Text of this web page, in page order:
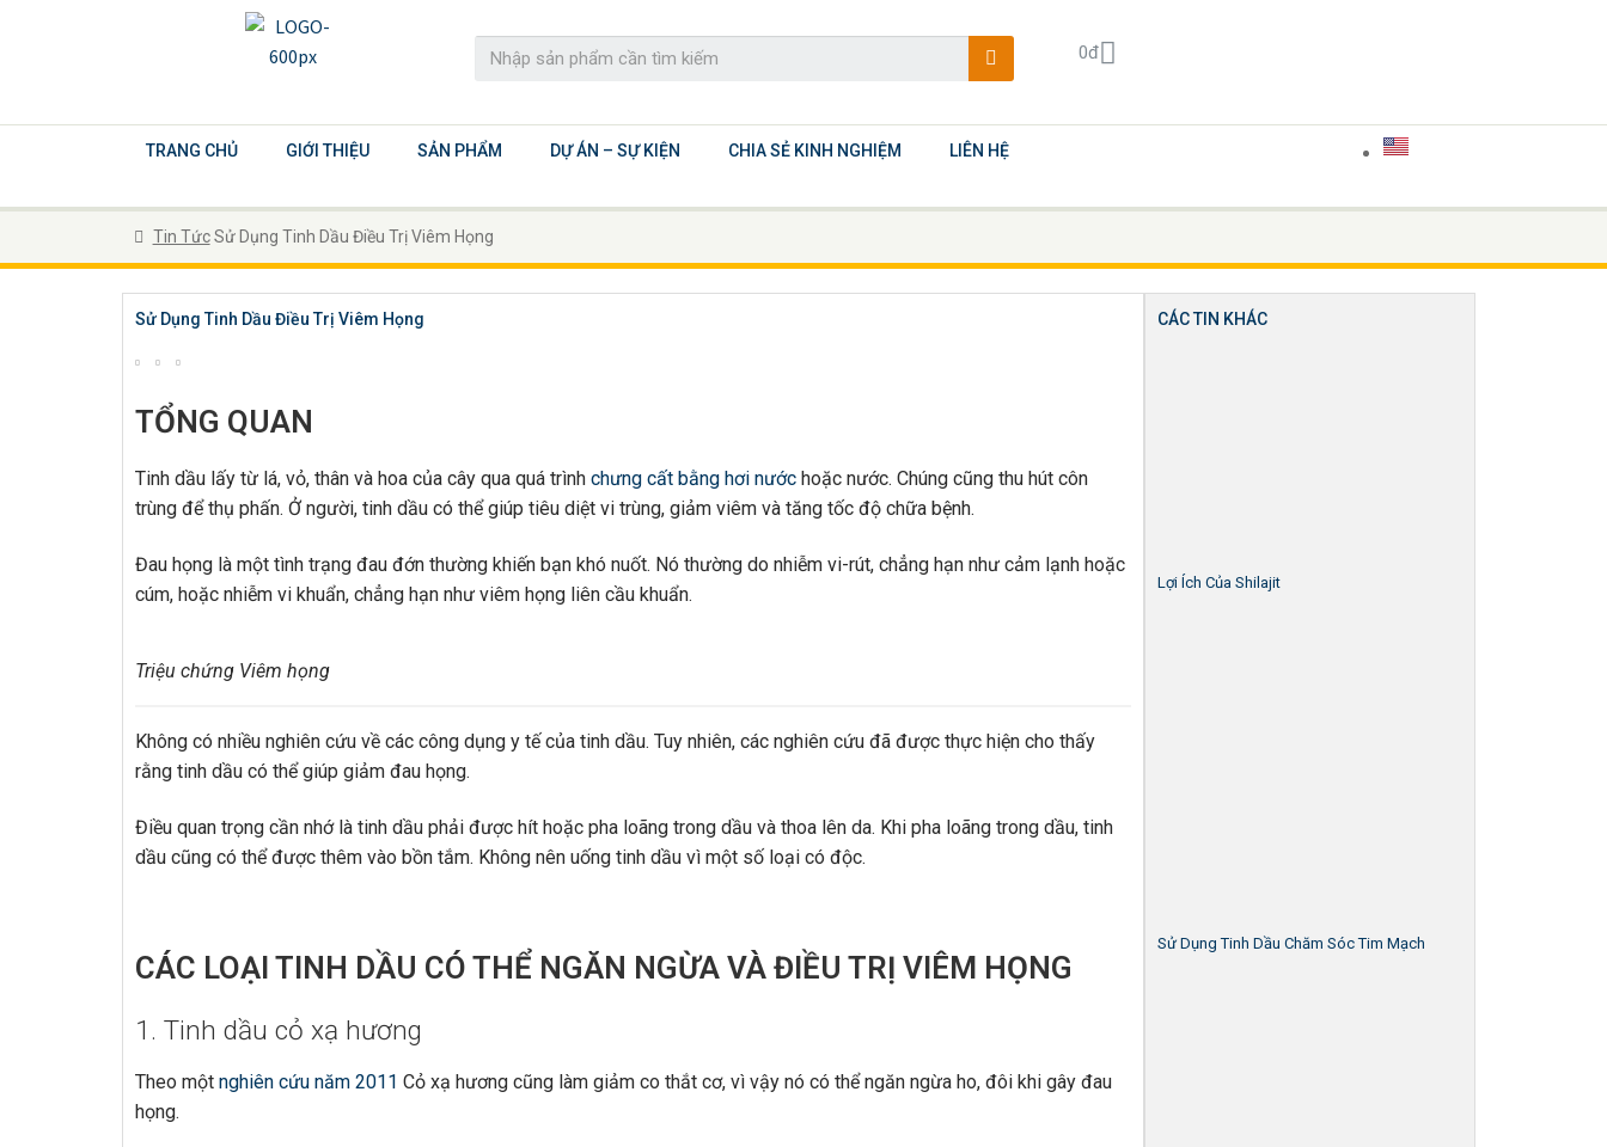
0đ
TRANG CHỦ GIỚI THIỆU SẢN PHẨM DỰ ÁN – SỰ KIỆN CHIA SẺ KINH NGHIỆM LIÊN HỆ
Tin Tức Sử Dụng Tinh Dầu Điều Trị Viêm Họng
Sử Dụng Tinh Dầu Điều Trị Viêm Họng
TỔNG QUAN
Tinh dầu lấy từ lá, vỏ, thân và hoa của cây qua quá trình chưng cất bằng hơi nước hoặc nước. Chúng cũng thu hút côn
trùng để thụ phấn. Ở người, tinh dầu có thể giúp tiêu diệt vi trùng, giảm viêm và tăng tốc độ chữa bệnh.
Đau họng là một tình trạng đau đớn thường khiến bạn khó nuốt. Nó thường do nhiễm vi-rút, chẳng hạn như cảm lạnh hoặc
cúm, hoặc nhiễm vi khuẩn, chẳng hạn như viêm họng liên cầu khuẩn.
Triệu chứng Viêm họng
Không có nhiều nghiên cứu về các công dụng y tế của tinh dầu. Tuy nhiên, các nghiên cứu đã được thực hiện cho thấy
rằng tinh dầu có thể giúp giảm đau họng.
Điều quan trọng cần nhớ là tinh dầu phải được hít hoặc pha loãng trong dầu và thoa lên da. Khi pha loãng trong dầu, tinh
dầu cũng có thể được thêm vào bồn tắm. Không nên uống tinh dầu vì một số loại có độc.
CÁC LOẠI TINH DẦU CÓ THỂ NGĂN NGỪA VÀ ĐIỀU TRỊ VIÊM HỌNG
1. Tinh dầu cỏ xạ hương
Theo một nghiên cứu năm 2011 Cỏ xạ hương cũng làm giảm co thắt cơ, vì vậy nó có thể ngăn ngừa ho, đôi khi gây đau
họng.
CÁC TIN KHÁC
Lợi Ích Của Shilajit
Sử Dụng Tinh Dầu Chăm Sóc Tim Mạch